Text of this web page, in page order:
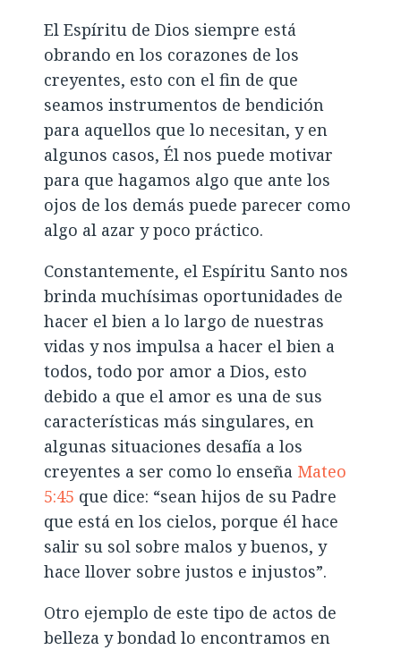
El Espíritu de Dios siempre está
obrando en los corazones de los
creyentes, esto con el fin de que
seamos instrumentos de bendición
para aquellos que lo necesitan, y en
algunos casos, Él nos puede motivar
para que hagamos algo que ante los
ojos de los demás puede parecer como
algo al azar y poco práctico.
Constantemente, el Espíritu Santo nos
brinda muchísimas oportunidades de
hacer el bien a lo largo de nuestras
vidas y nos impulsa a hacer el bien a
todos, todo por amor a Dios, esto
debido a que el amor es una de sus
características más singulares, en
algunas situaciones desafía a los
creyentes a ser como lo enseña Mateo
5:45 que dice: “sean hijos de su Padre
que está en los cielos, porque él hace
salir su sol sobre malos y buenos, y
hace llover sobre justos e injustos”.
Otro ejemplo de este tipo de actos de
belleza y bondad lo encontramos en